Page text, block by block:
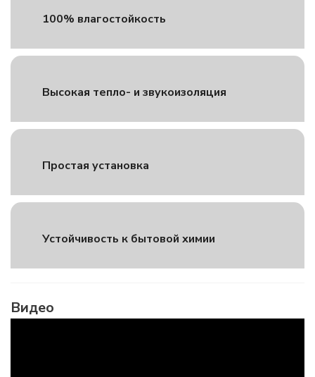
100% влагостойкость
Высокая тепло- и звукоизоляция
Простая установка
Устойчивость к бытовой химии
Видео